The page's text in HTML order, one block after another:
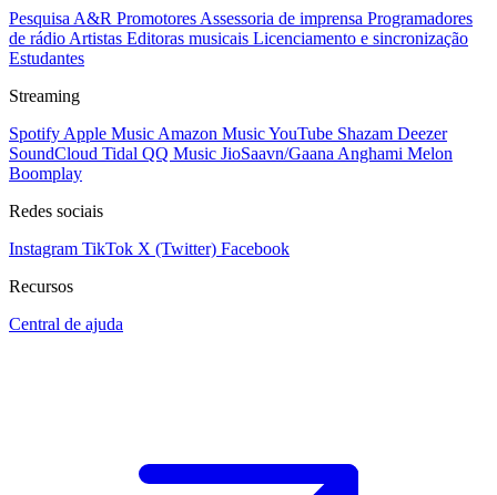
Pesquisa A&R Promotores Assessoria de imprensa Programadores
de rádio Artistas Editoras musicais Licenciamento e sincronização
Estudantes
Streaming
Spotify Apple Music Amazon MusicYouTube Shazam Deezer
SoundCloud Tidal QQ Music JioSaavn/Gaana Anghami Melon
Boomplay
Redes sociais
Instagram TikTok X (Twitter) Facebook
Recursos
Central de ajuda